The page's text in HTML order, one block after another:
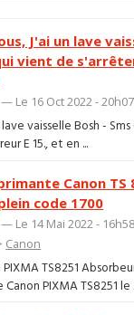
J'ai un lave
vient de
Le 16 Oct 2022 -
vaisselle Bosh -
E 15., et en ...
Canon TS
code 1700
Le 14 Mai 2022 -
Canon
TS8251
PIXMA TS8251 le